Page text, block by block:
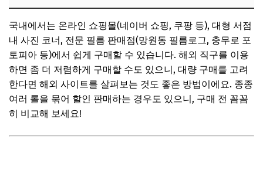
국내에서는 온라인 쇼핑몰(네이버 쇼핑, 쿠팡 등), 대형 서점
내 사진 코너, 전문 필름 판매점(망원동 필름로그, 충무로 포
토피아 등)에서 쉽게 구매할 수 있습니다. 해외 직구를 이용
하면 좀 더 저렴하게 구매할 수도 있으니, 대량 구매를 고려
한다면 해외 사이트를 살펴보는 것도 좋은 방법이에요. 종종
여러 롤을 묶어 할인 판매하는 경우도 있으니, 구매 전 꼼꼼
히 비교해 보세요!